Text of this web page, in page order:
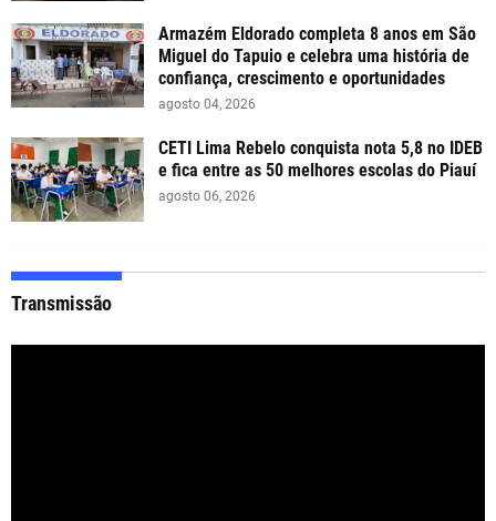
Armazém Eldorado completa 8 anos em São
Miguel do Tapuio e celebra uma história de
confiança, crescimento e oportunidades
agosto 04, 2026
CETI Lima Rebelo conquista nota 5,8 no IDEB
e fica entre as 50 melhores escolas do Piauí
agosto 06, 2026
Transmissão